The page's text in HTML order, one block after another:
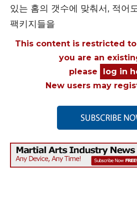
있는 홈의 갯수에 맞춰서, 적어
팩키지들을
This content is restricted
you are an
please
log in
New users may